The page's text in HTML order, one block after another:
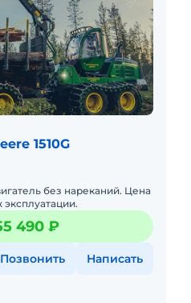
1510G
без нареканий. Цена
эксплуатации.
490 ₽
Позвонить Написать